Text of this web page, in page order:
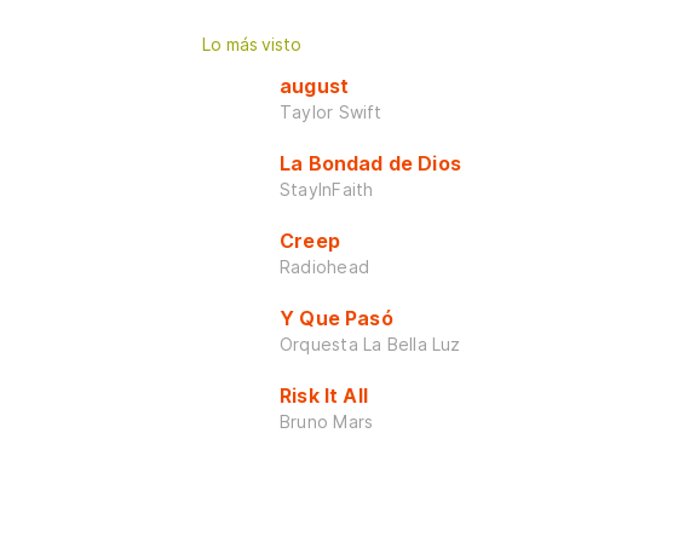
Lo más visto
august
Taylor Swift
La Bondad de Dios
StayInFaith
Creep
Radiohead
Y Que Pasó
Orquesta La Bella Luz
Risk It All
Bruno Mars